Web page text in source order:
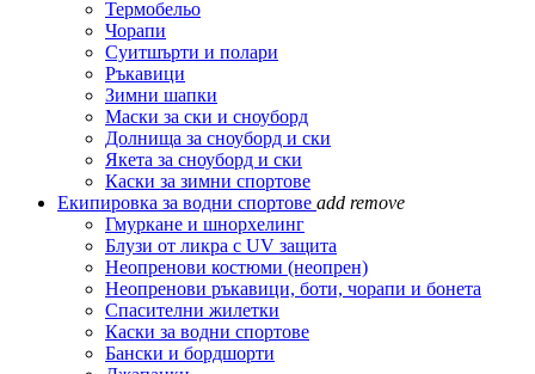
Термобельо
Чорапи
Суитшърти и полари
Ръкавици
Зимни шапки
Маски за ски и сноуборд
Долнища за сноуборд и ски
Якета за сноуборд и ски
Каски за зимни спортове
Екипировка за водни спортове add remove
Гмуркане и шнорхелинг
Блузи от ликра с UV защита
Неопренови костюми (неопрен)
Неопренови ръкавици, боти, чорапи и бонета
Спасителни жилетки
Каски за водни спортове
Бански и бордшорти